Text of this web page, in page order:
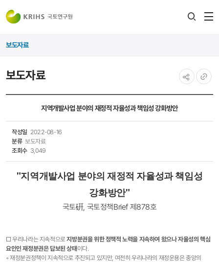
보도자료
보도자료
지역개발사업 분야의 재정적 자율성과 책임성 강화방안
작성일 2022-08-16
분류 보도자료
조회수 3,049
"지역개발사업 분야의 재정적 자율성과 책임성
강화방안"
국토硏, 국토정책Brief 제878호
□ 우리나라는 지속적으로지방분권을 위한 정책적 노력을 지속하여 왔으나 자율성의 핵심
요인인 재정분권은 답보된 상태 이다.
◦ 재정분권정책이 지속적으로 추진되고 있지만, 여전히 우리나라의 재정운용은 중앙의